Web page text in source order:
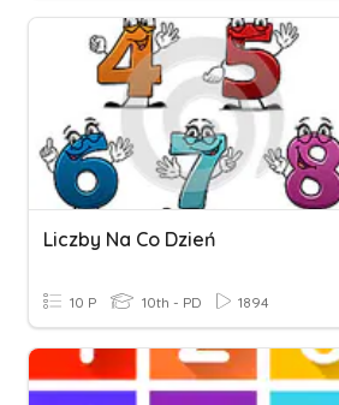
Liczby Na Co Dzień
10 P 10th - PD 1894